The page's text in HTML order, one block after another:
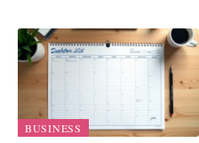
BUSINESS